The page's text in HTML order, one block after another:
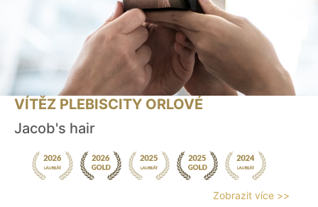
VÍTĚZ PLEBISCITY ORLOVÉ
Jacob's hair
Zobrazit více >>